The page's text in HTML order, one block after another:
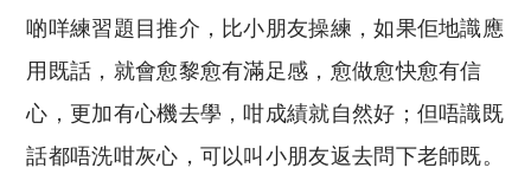
啲咩練習題目推介，比小朋友操練，如果佢地識應
用既話，就會愈黎愈有滿足感，愈做愈快愈有信
心，更加有心機去學，咁成績就自然好；但唔識既
話都唔洗咁灰心，可以叫小朋友返去問下老師既。